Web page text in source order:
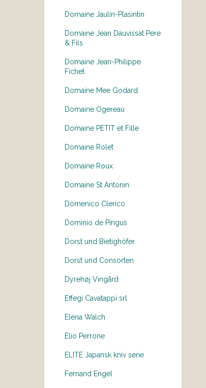
Domaine Jaulin-Plasintin
Domaine Jean Dauvissat Pere
& Fils
Domaine Jean-Philippe
Fichet
Domaine Mee Godard
Domaine Ogereau
Domaine PETIT et Fille
Domaine Rolet
Domaine Roux
Domaine St Antonin
Domenico Clerico
Dominio de Pingus
Dorst und Bietighöfer
Dorst und Consorten
Dyrehøj Vingård
Effegi Cavatappi srl
Elena Walch
Elio Perrone
ELITE Japansk kniv serie
Fernand Engel